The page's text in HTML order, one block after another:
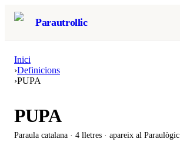
Parautrollic
Inici
›Definicions
›PUPA
PUPA
Paraula catalana · 4 lletres · apareix al Paraulògic